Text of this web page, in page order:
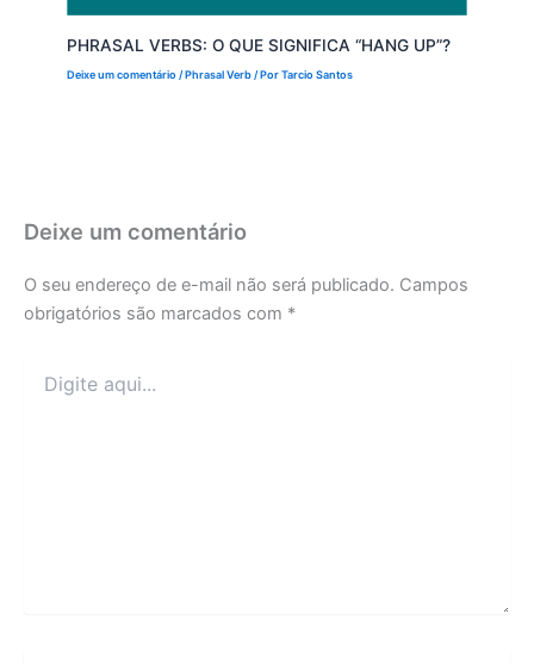
PHRASAL VERBS: O QUE SIGNIFICA “HANG UP”?
Deixe um comentário /Phrasal Verb/ PorTarcio Santos
Deixe um comentário
O seu endereço de e-mail não será publicado. Campos
obrigatórios são marcados com *
aqui...